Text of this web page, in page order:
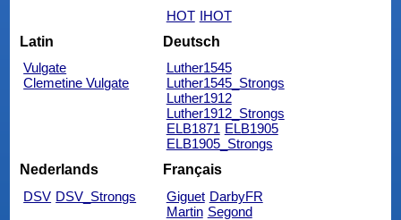
HOT IHOT
Latin
Vulgate
Clemetine Vulgate
Deutsch
Luther1545
Luther1545_Strongs
Luther1912
Luther1912_Strongs
ELB1871 ELB1905
ELB1905_Strongs
Nederlands
DSV DSV_Strongs
Français
Giguet DarbyFR
Martin Segond